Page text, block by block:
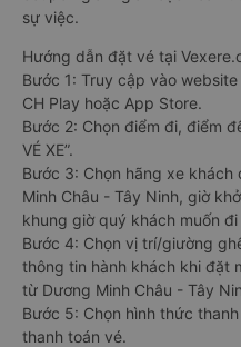
sự việc.
Hướng dẫn đặt vé tại
Bước 1: Truy cập vào
CH Play hoặc App Store.
Bước 2: Chọn điểm đi, điểm
VÉ XE”.
Bước 3: Chọn hãng xe khách
Minh Châu - Tây Ninh, giờ
khung giờ quý khách muốn
Bước 4: Chọn vị trí/giường
thông tin hành khách khi đặt
từ Dương Minh Châu - Tây
Bước 5: Chọn hình thức
thanh toán vé.